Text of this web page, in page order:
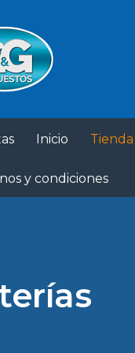
Inicio Tienda
y condiciones